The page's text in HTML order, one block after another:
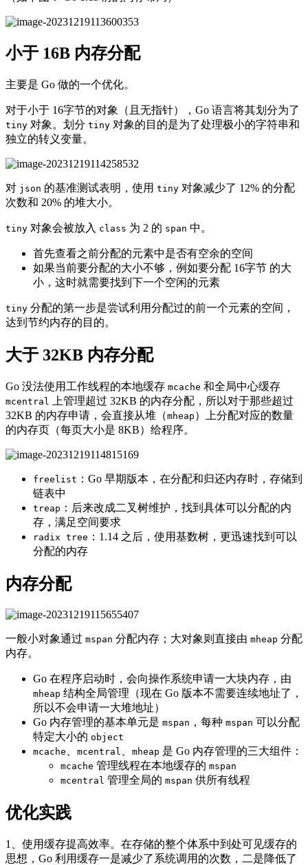
小于 16B 内存分配
主要是 Go 做的一个优化。
对于小于 16字节的对象（且无指针），Go 语言将其划分为了
tiny 对象。划分 tiny 对象的目的是为了处理极小的字符串和
独立的转义变量。
对 json 的基准测试表明，使用 tiny 对象减少了 12% 的分配
次数和 20% 的堆大小。
tiny 对象会被放入 class 为 2 的 span 中。
首先查看之前分配的元素中是否有空余的空间
如果当前要分配的大小不够，例如要分配 16字节 的大
小，这时就需要找到下一个空闲的元素
tiny 分配的第一步是尝试利用分配过的前一个元素的空间，
达到节约内存的目的。
大于 32KB 内存分配
Go 没法使用工作线程的本地缓存 mcache 和全局中心缓存
mcentral
上管理超过 32KB 的内存分配，所以对于那些超过
32KB 的内存申请，会直接从堆（mheap ）上分配对应的数量
的内存页（每页大小是 8KB）给程序。
freelist ：Go 早期版本，在分配和归还内存时，存储到
链表中
treap ：后来改成二叉树维护，找到具体可以分配的内
存，满足空间要求
radix tree ：1.14 之后，使用基数树，更迅速找到可以
分配的内存
内存分配
一般小对象通过 mspan 分配内存；大对象则直接由 mheap 分配
内存。
Go 在程序启动时，会向操作系统申请一大块内存，由
mheap 结构全局管理（现在 Go 版本不需要连续地址了，
所以不会申请一大堆地址）
Go 内存管理的基本单元是 mspan ，每种 mspan 可以分配
特定大小的 object
mcache
mcentral mheap 是 Go 内存管理的三大组件：
mcache 管理线程在本地缓存的 mspan
mcentral 管理全局的 mspan 供所有线程
优化实践
1、使用缓存提高效率。在存储的整个体系中到处可见缓存的
思想，Go 利用缓存一是减少了系统调用的次数，二是降低了